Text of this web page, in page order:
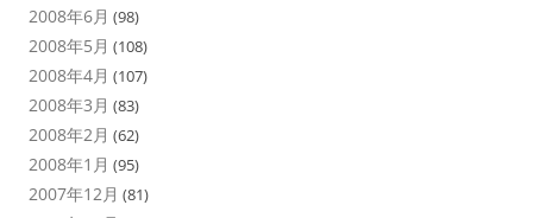
2008年6月 (98)
2008年5月 (108)
2008年4月 (107)
2008年3月 (83)
2008年2月 (62)
2008年1月 (95)
2007年12月 (81)